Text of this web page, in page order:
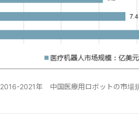
2016-2021年 中国医療用ロボットの市場